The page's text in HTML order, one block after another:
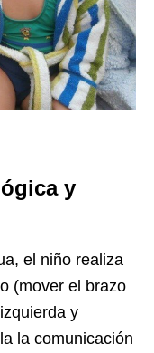
y
el niño realiza
(mover el brazo
y
la comunicación